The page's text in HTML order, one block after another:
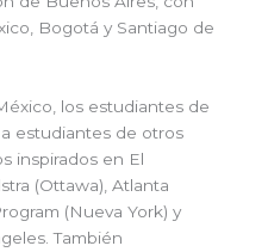
Bogotá y Santiago de
los estudiantes de
estudiantes de otros
inspirados en El
(Ottawa), Atlanta
(Nueva York) y
También